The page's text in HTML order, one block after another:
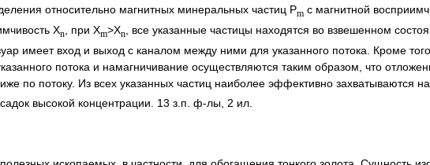
относительно магнитных минеральных частиц Pmс магнитной
Xn , при Xm>Xn
, все указанные частицы находятся во взвешенном
имеет вход и выход с каналом между ними для указанного потока. Кроме
потока и намагничивание осуществляются таким образом, что
по потоку. Из всех указанных частиц наиболее эффективно захватываются
высокой концентрации. 13 з.п. ф-лы, 2 ил.